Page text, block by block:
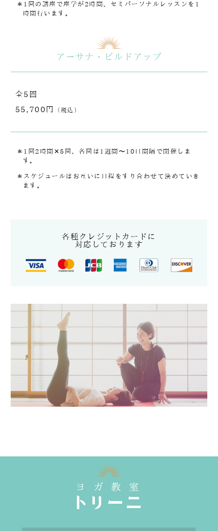
＊1回の講座で座学が2時間、セミパーソナルレッスンを1
時間行います。
アーサナ・ビルドアップ
全5回
55,700円
（税込）
＊1回2時間✕5回、各回は1週間〜10日間隔で開催しま
す。
＊スケジュールはお互いに日程をすり合わせて決めていき
ます。
各種クレジットカードに
対応しております